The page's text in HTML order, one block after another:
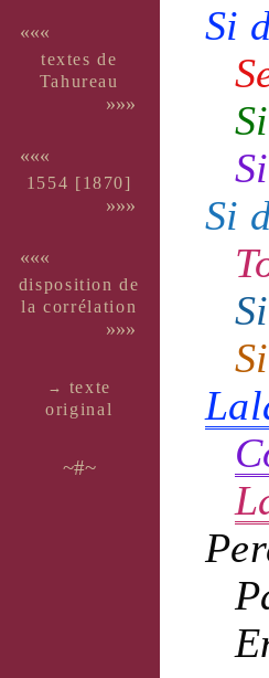
«««
textes de
Tahu­reau
»»»
«««
1554 [1870]
»»»
«««
dispo­si­tion de
la corré­la­tion
»»»
→ texte
ori­ginal
~#~
Si
Si